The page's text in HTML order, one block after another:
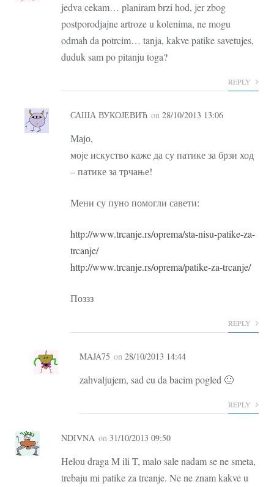
jedva cekam… planiram brzi hod, jer zbog
postporodjajne artroze u kolenima, ne mogu
odmah da potrcim… tanja, kakve patike savetujes,
duduk sam po pitanju toga?
REPLY
САША ВУКОЈЕВИЋ on 28/10/2013 13:06
Мајо,
моје искуство каже да су патике за брзи ход
– патике за трчање!
Мени су пуно помогли савети:
http://www.trcanje.rs/oprema/sta-nisu-patike-za-
trcanje/
http://www.trcanje.rs/oprema/patike-za-trcanje/
Поззз
REPLY
MAJA75 on 28/10/2013 14:44
zahvaljujem, sad cu da bacim pogled 🙂
REPLY
NDIVNA on 31/10/2013 09:50
Helou draga M ili T, malo sale nadam se ne smeta,
trebaju mi patike za trcanje. Ne ne znam kakve u